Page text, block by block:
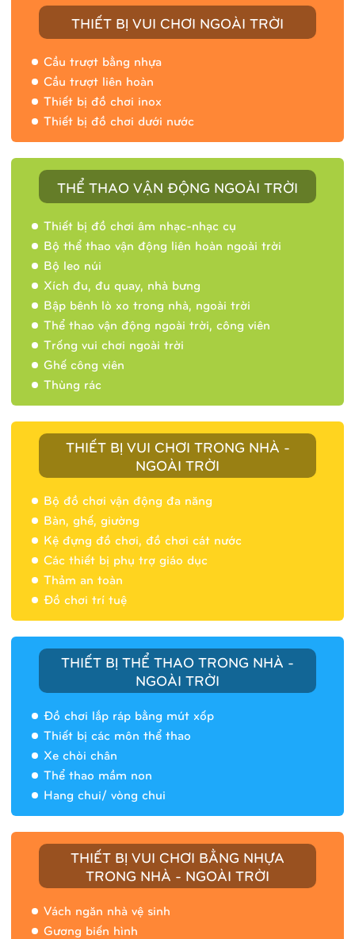
THIẾT BỊ VUI CHƠI NGOÀI TRỜI
Cầu trượt bằng nhựa
Cầu trượt liên hoàn
Thiết bị đồ chơi inox
Thiết bị đồ chơi dưới nước
THỂ THAO VẬN ĐỘNG NGOÀI TRỜI
Thiết bị đồ chơi âm nhạc-nhạc cụ
Bộ thể thao vận động liên hoàn ngoài trời
Bộ leo núi
Xích đu, đu quay, nhà bưng
Bập bênh lò xo trong nhà, ngoài trời
Thể thao vận động ngoài trời, công viên
Trống vui chơi ngoài trời
Ghế công viên
Thùng rác
THIẾT BỊ VUI CHƠI TRONG NHÀ -
NGOÀI TRỜI
Bộ đồ chơi vận động đa năng
Bàn, ghế, giường
Kệ đựng đồ chơi, đồ chơi cát nước
Các thiết bị phụ trợ giáo dục
Thảm an toàn
Đồ chơi trí tuệ
THIẾT BỊ THỂ THAO TRONG NHÀ -
NGOÀI TRỜI
Đồ chơi lắp ráp bằng mút xốp
Thiết bị các môn thể thao
Xe chòi chân
Thể thao mầm non
Hang chui/ vòng chui
THIẾT BỊ VUI CHƠI BẰNG NHỰA
TRONG NHÀ - NGOÀI TRỜI
Vách ngăn nhà vệ sinh
Gương biến hình
Nhà banh 9H5404
Nhà banh 9H5408